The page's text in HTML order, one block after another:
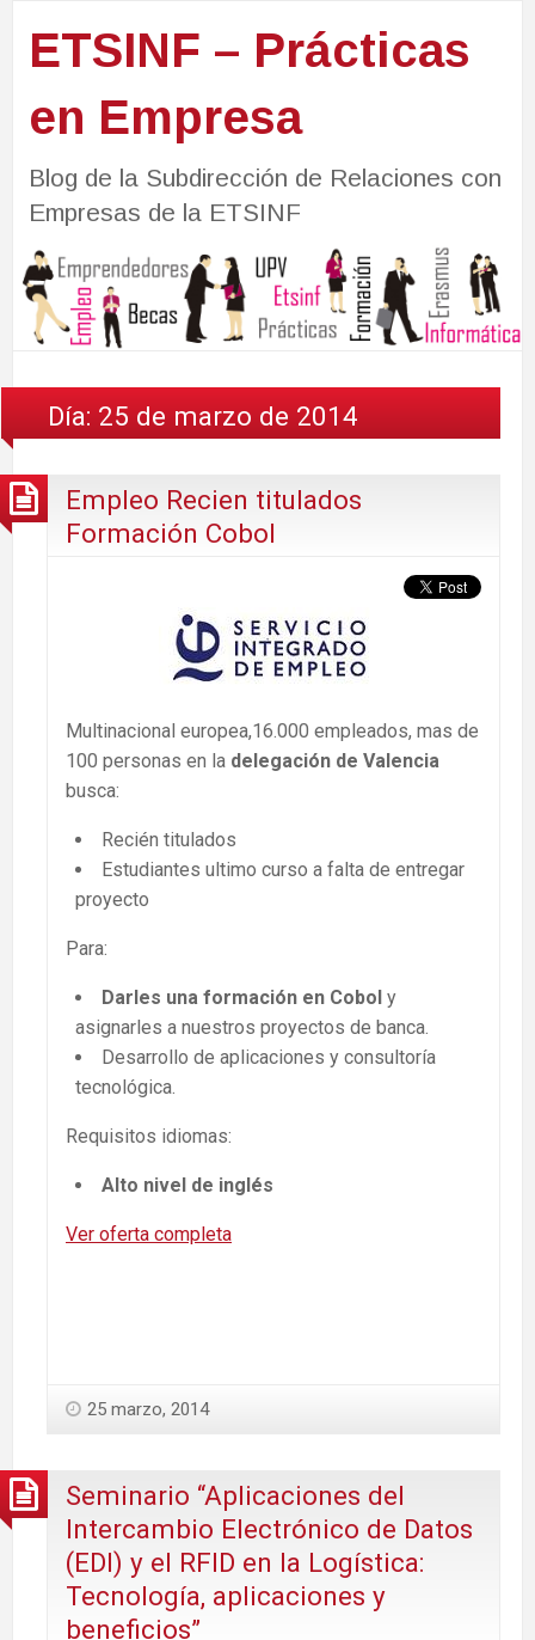
ETSINF – Prácticas
en Empresa
Blog de la Subdirección de Relaciones con
Empresas de la ETSINF
Día: 25 de marzo de 2014
Empleo Recien titulados
Formación Cobol
Multinacional europea,16.000 empleados, mas de
100 personas en la delegación de Valencia
busca:
Recién titulados
Estudiantes ultimo curso a falta de entregar
proyecto
Para:
Darles una formación en Cobol y
asignarles a nuestros proyectos de banca.
Desarrollo de aplicaciones y consultoría
tecnológica.
Requisitos idiomas:
Alto nivel de inglés
Ver oferta completa
25 marzo, 2014
Seminario “Aplicaciones del
Intercambio Electrónico de Datos
(EDI) y el RFID en la Logística:
Tecnología, aplicaciones y
beneficios”